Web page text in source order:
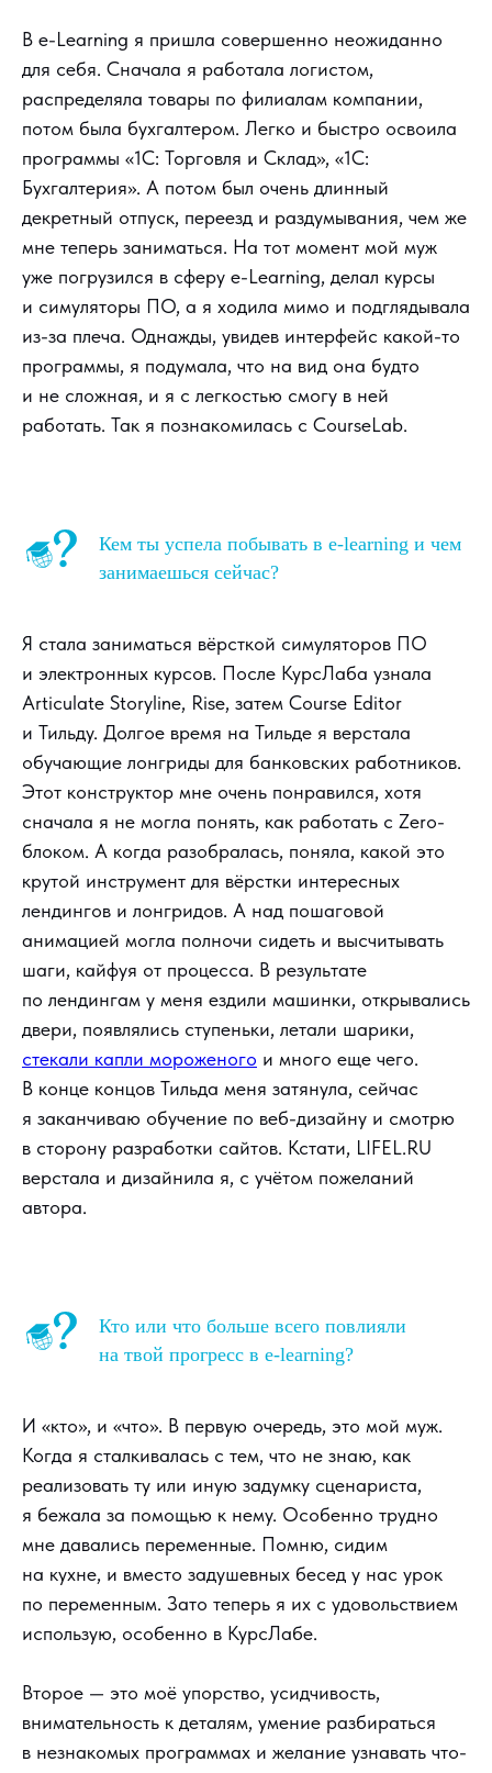
В e-Learning я пришла совершенно неожиданно
для себя. Сначала я работала логистом,
распределяла товары по филиалам компании,
потом была бухгалтером. Легко и быстро освоила
программы «1С: Торговля и Склад», «1С:
Бухгалтерия». А потом был очень длинный
декретный отпуск, переезд и раздумывания, чем же
мне теперь заниматься. На тот момент мой муж
уже погрузился в сферу e-Learning, делал курсы
и симуляторы ПО, а я ходила мимо и подглядывала
из-за плеча. Однажды, увидев интерфейс какой-то
программы, я подумала, что на вид она будто
и не сложная, и я с легкостью смогу в ней
работать. Так я познакомилась с CourseLab.
Кем ты успела побывать в e-learning и чем
занимаешься сейчас?
Я стала заниматься вёрсткой симуляторов ПО
и электронных курсов. После КурсЛаба узнала
Articulate Storyline, Rise, затем Course Editor
и Тильду. Долгое время на Тильде я верстала
обучающие лонгриды для банковских работников.
Этот конструктор мне очень понравился, хотя
сначала я не могла понять, как работать с Zero-
блоком. А когда разобралась, поняла, какой это
крутой инструмент для вёрстки интересных
лендингов и лонгридов. А над пошаговой
анимацией могла полночи сидеть и высчитывать
шаги, кайфуя от процесса. В результате
по лендингам у меня ездили машинки, открывались
двери, появлялись ступеньки, летали шарики,
стекали капли мороженого и много еще чего.
В конце концов Тильда меня затянула, сейчас
я заканчиваю обучение по веб-дизайну и смотрю
в сторону разработки сайтов. Кстати, LIFEL.RU
верстала и дизайнила я, с учётом пожеланий
автора.
Кто или что больше всего повлияли
на твой прогресс в e-learning?
И «кто», и «что». В первую очередь, это мой муж.
Когда я сталкивалась с тем, что не знаю, как
реализовать ту или иную задумку сценариста,
я бежала за помощью к нему. Особенно трудно
мне давались переменные. Помню, сидим
на кухне, и вместо задушевных бесед у нас урок
по переменным. Зато теперь я их с удовольствием
использую, особенно в КурсЛабе.
Второе — это моё упорство, усидчивость,
внимательность к деталям, умение разбираться
в незнакомых программах и желание узнавать что-